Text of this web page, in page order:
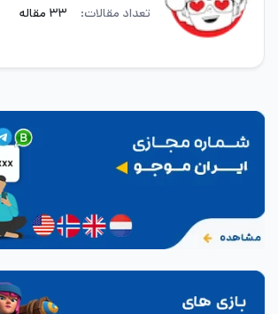
تعداد مقالات: ۳۳ مقاله